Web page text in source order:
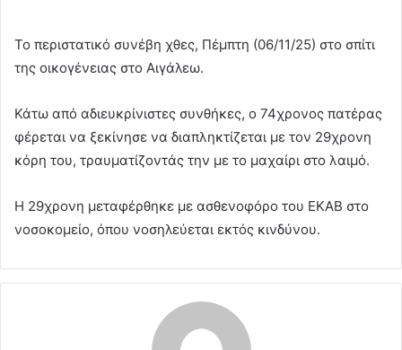
Το περιστατικό συνέβη χθες, Πέμπτη (06/11/25) στο σπίτι
της οικογένειας στο Αιγάλεω.
Κάτω από αδιευκρίνιστες συνθήκες, ο 74χρονος πατέρας
φέρεται να ξεκίνησε να διαπληκτίζεται με τον 29χρονη
κόρη του, τραυματίζοντάς την με το μαχαίρι στο λαιμό.
Η 29χρονη μεταφέρθηκε με ασθενοφόρο του ΕΚΑΒ στο
νοσοκομείο, όπου νοσηλεύεται εκτός κινδύνου.